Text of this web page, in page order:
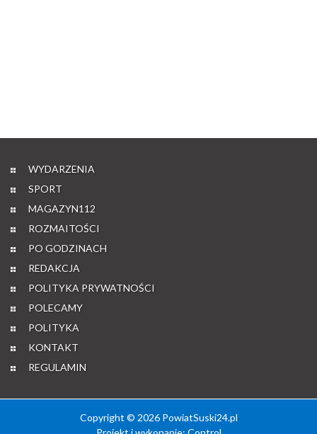
WYDARZENIA
SPORT
MAGAZYN112
ROZMAITOŚCI
PO GODZINACH
REDAKCJA
POLITYKA PRYWATNOŚCI
POLECAMY
POLITYKA
KONTAKT
REGULAMIN
Copyright © 2026 PowiatSuski24.pl